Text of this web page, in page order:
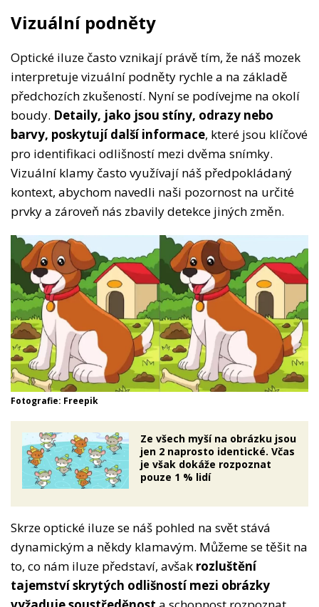
Vizuální podněty
Optické iluze často vznikají právě tím, že náš mozek
interpretuje vizuální podněty rychle a na základě
předchozích zkušeností. Nyní se podívejme na okolí
boudy. Detaily, jako jsou stíny, odrazy nebo
barvy, poskytují další informace, které jsou klíčové
pro identifikaci odlišností mezi dvěma snímky.
Vizuální klamy často využívají náš předpokládaný
kontext, abychom navedli naši pozornost na určité
prvky a zároveň nás zbavily detekce jiných změn.
Fotografie: Freepik
Ze všech myší na obrázku jsou
jen 2 naprosto identické. Včas
je však dokáže rozpoznat
pouze 1 % lidí
Skrze optické iluze se náš pohled na svět stává
dynamickým a někdy klamavým. Můžeme se těšit na
to, co nám iluze představí, avšak rozluštění
tajemství skrytých odlišností mezi obrázky